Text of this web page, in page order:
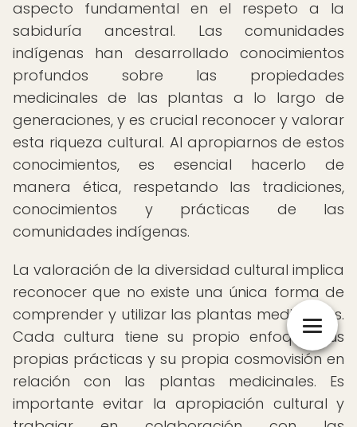
aspecto fundamental en el respeto a la
sabiduría ancestral. Las comunidades
indígenas han desarrollado conocimientos
profundos sobre las propiedades
medicinales de las plantas a lo largo de
generaciones, y es crucial reconocer y valorar
esta riqueza cultural. Al apropiarnos de estos
conocimientos, es esencial hacerlo de
manera ética, respetando las tradiciones,
conocimientos y prácticas de las
comunidades indígenas.
La valoración de la diversidad cultural implica
reconocer que no existe una única forma de
comprender y utilizar las plantas medicinales.
Cada cultura tiene su propio enfoque, sus
propias prácticas y su propia cosmovisión en
relación con las plantas medicinales. Es
importante evitar la apropiación cultural y